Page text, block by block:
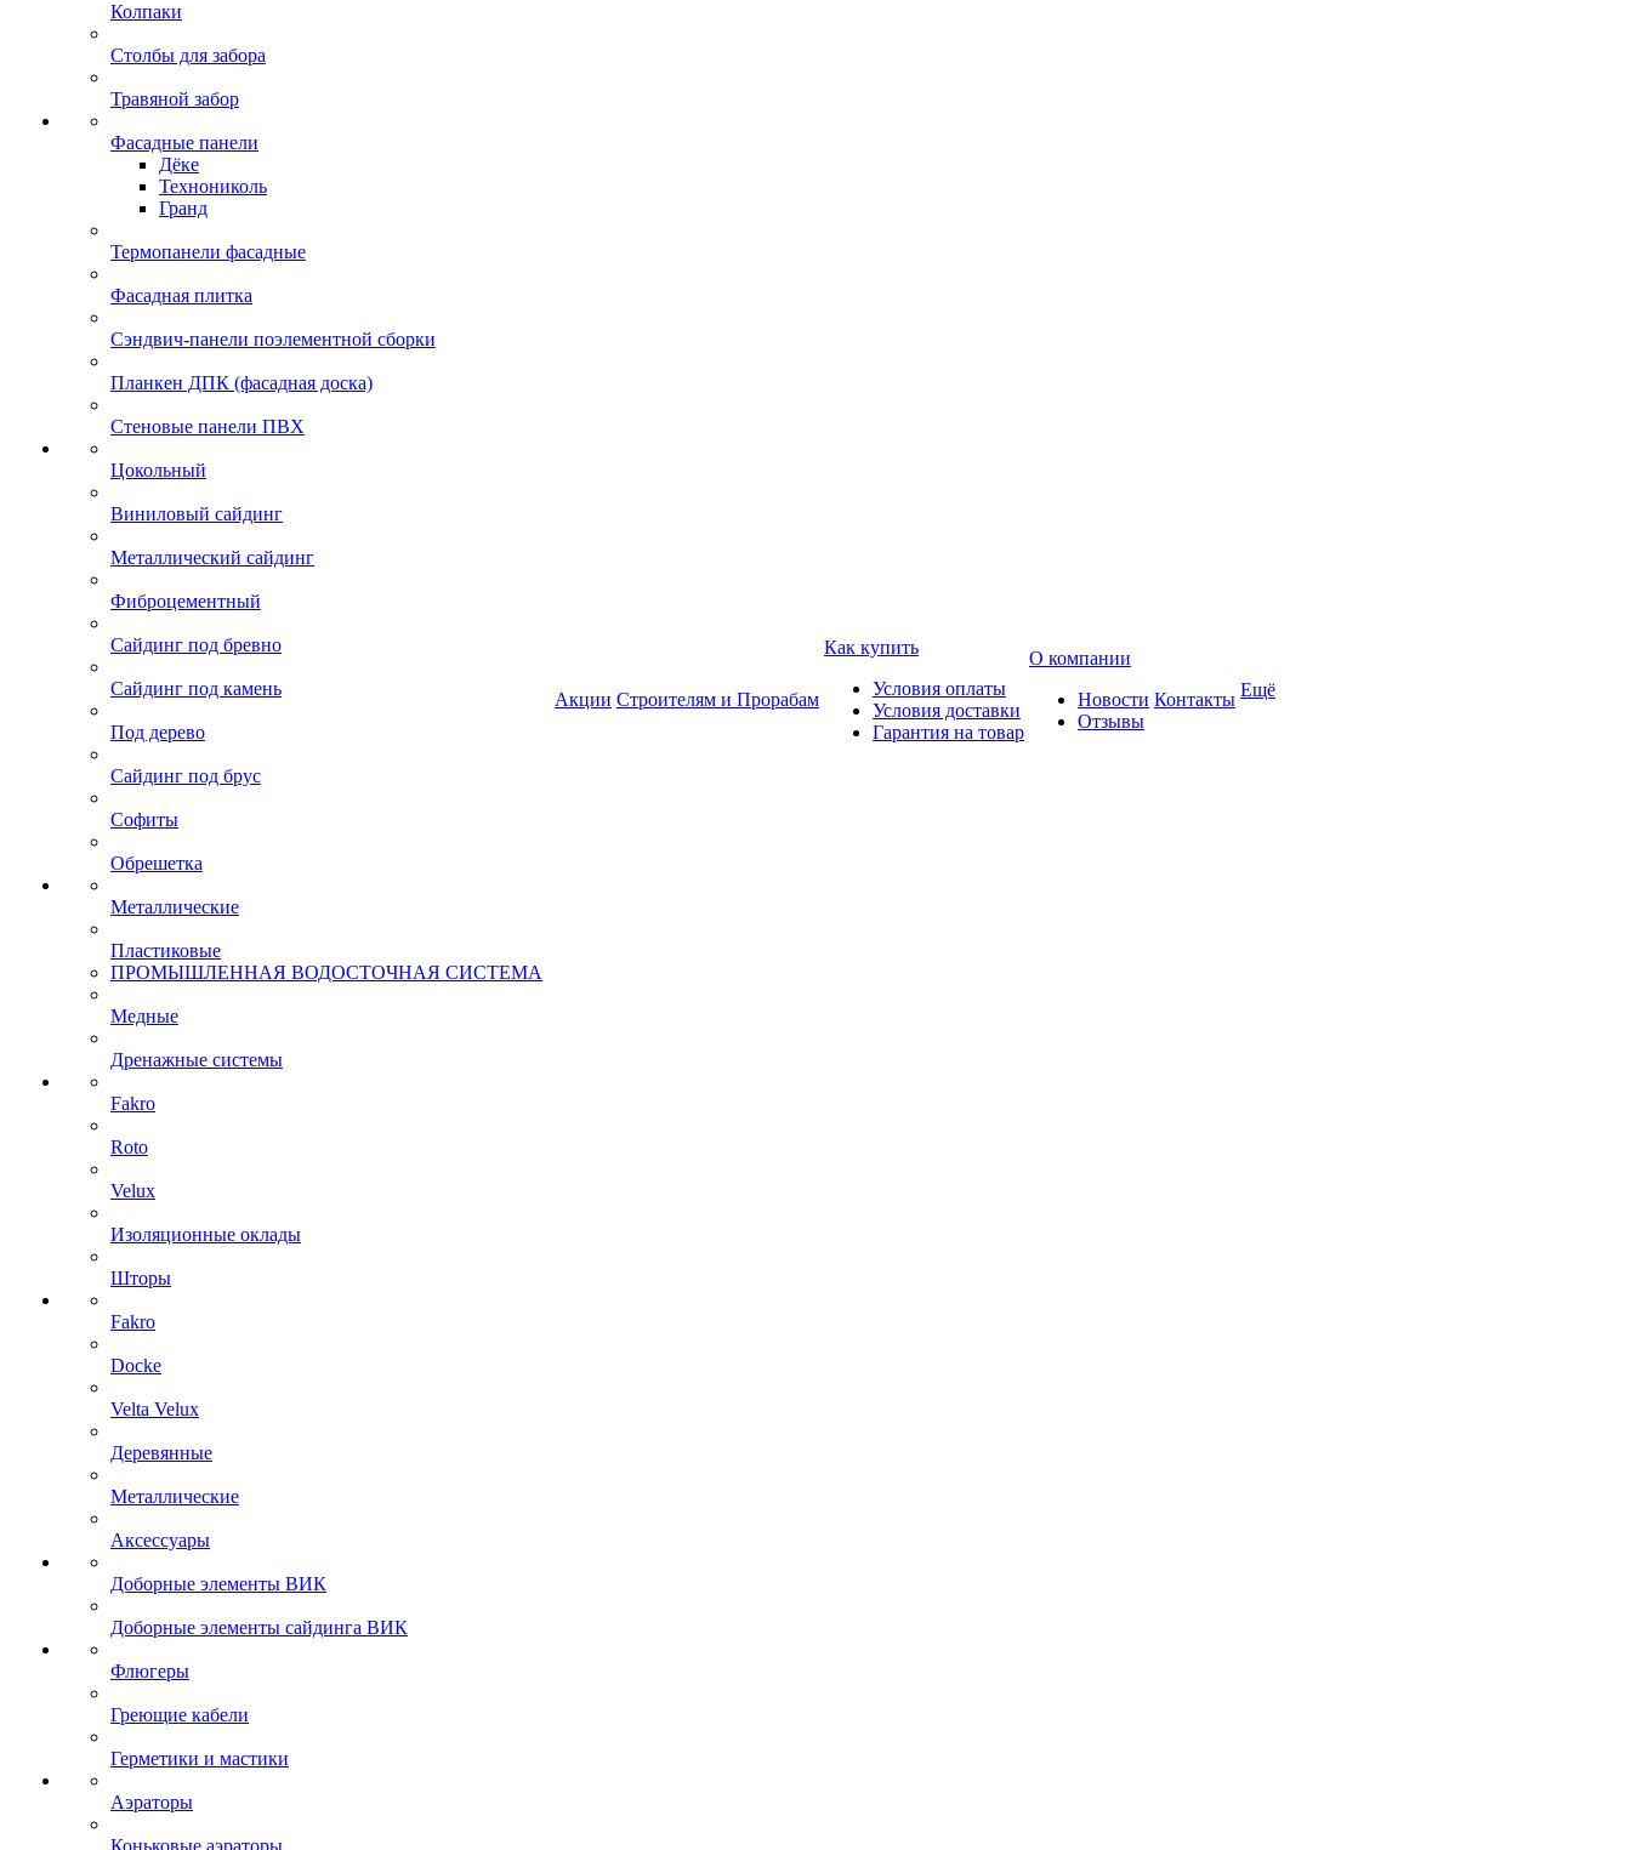
Колпаки
Столбы для забора
Травяной забор
Фасадные панели
Дёке
Технониколь
Гранд
Термопанели фасадные
Фасадная плитка
Сэндвич-панели поэлементной сборки
Планкен ДПК (фасадная доска)
Стеновые панели ПВХ
Цокольный
Виниловый сайдинг
Металлический сайдинг
Фиброцементный
Сайдинг под бревно
Сайдинг под камень
Под дерево
Сайдинг под брус
Софиты
Обрешетка
Металлические
Пластиковые
ПРОМЫШЛЕННАЯ ВОДОСТОЧНАЯ СИСТЕМА
Медные
Дренажные системы
Fakro
Roto
Velux
Изоляционные оклады
Шторы
Fakro
Docke
Velta Velux
Деревянные
Металлические
Аксессуары
Доборные элементы ВИК
Доборные элементы сайдинга ВИК
Флюгеры
Греющие кабели
Герметики и мастики
Аэраторы
Коньковые аэраторы
Акции Строителям и Прорабам
Как купить
Условия оплаты
Условия доставки
Гарантия на товар
О компании
Новости
Отзывы
Контакты Ещё